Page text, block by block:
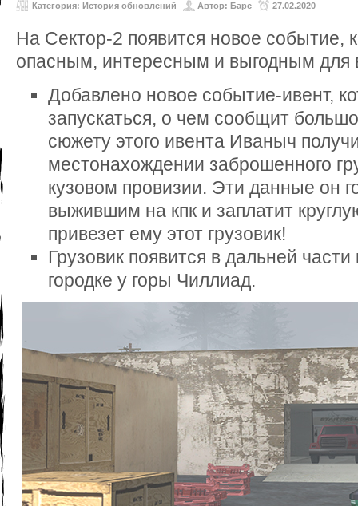
Категория: История обновлений Автор: Барс 27.02.2020
На Сектор-2 появится новое событие,
опасным, интересным и выгодным
Добавлено новое событие-ивент,
запускаться, о чем сообщит
сюжету этого ивента Иваныч
местонахождении заброшенного
кузовом провизии. Эти данные он
выжившим на кпк и заплатит
привезет ему этот грузовик!
Грузовик появится в дальней
городке у горы Чиллиад.